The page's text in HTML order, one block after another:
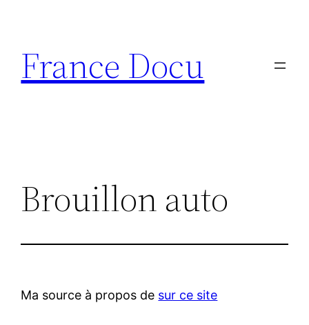
contenu
France Docu
Brouillon auto
Ma source à propos de sur ce site